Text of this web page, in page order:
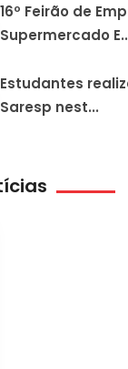
16º Feirão de
Supermercado
Estudantes
Saresp nest...